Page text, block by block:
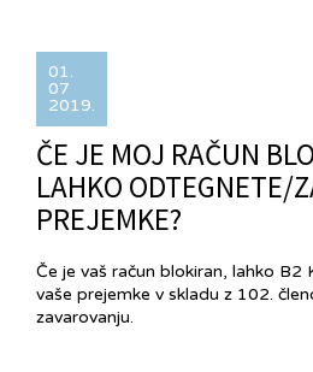
01.
07
2019.
ČE JE MOJ RAČUN
LAHKO ODTEGNETE/
PREJEMKE?
Če je vaš račun blokiran, lahko
vaše prejemke v skladu z 102.
zavarovanju.